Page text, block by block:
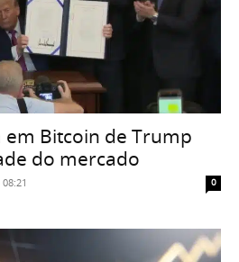
Bitcoin de Trump
do mercado
0